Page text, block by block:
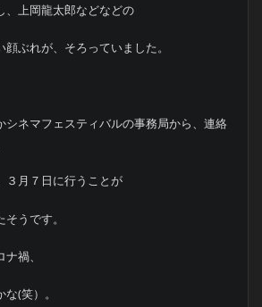
、上岡龍太郎などなどの
顔ぶれが、そろっていました。
シネマフェスティバルの事務局から、連絡
３月７日に行うことが
うです。
禍、
(笑）。